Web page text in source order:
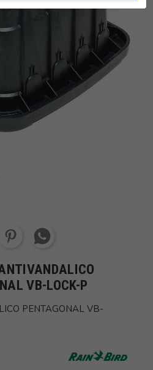
VB-LOCK-P
PENTAGONAL VB-